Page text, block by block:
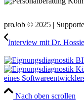
proJob © 2025 |
Interview mit Dr.
eines
Nach oben scrollen